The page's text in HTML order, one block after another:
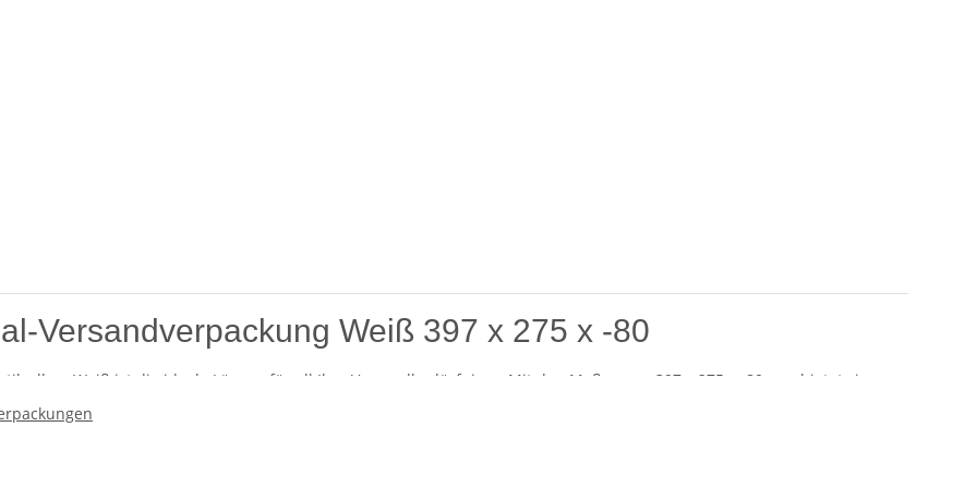
Versandverpackung Weiß 397 x 275 x -80
Weiß ist die ideale Lösung für all Ihre Versandbedürfnisse. Mit den Maßen von 397 x 275 x -80 mm bietet sie
durch ihre Flexibilität und Anpassungsfähigkeit. Diese Verpackung ist besonders für Unternehmen und
Versandlösung legen.